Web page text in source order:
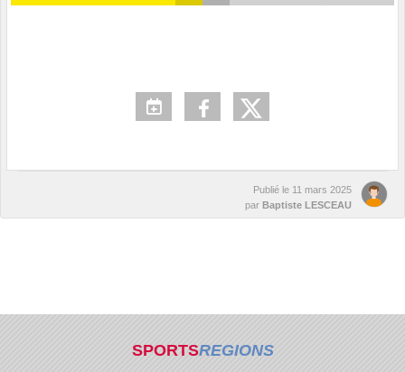
Publié le 11 mars 2025
par Baptiste LESCEAU
SPORTSREGIONS